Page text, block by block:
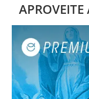
APROVEITE